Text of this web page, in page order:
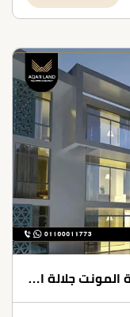
شالية للبيع بمساحة 95 متر في قرية المونت جلالة العين السخنة